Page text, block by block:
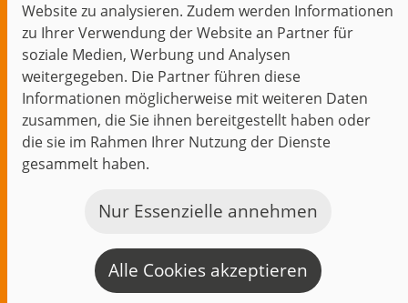
Website zu analysieren. Zudem werden Informationen
zu Ihrer Verwendung der Website an Partner für
soziale Medien, Werbung und Analysen
weitergegeben. Die Partner führen diese
Informationen möglicherweise mit weiteren Daten
zusammen, die Sie ihnen bereitgestellt haben oder
die sie im Rahmen Ihrer Nutzung der Dienste
gesammelt haben.
Nur Essenzielle annehmen
Alle Cookies akzeptieren
Start Datenschutz Impressum
Kontakt
jambit auf instagramjambit auf kununujambit auf linkedin
© 1999–2026 jambit GmbH. Alle Rechte vorbehalten.